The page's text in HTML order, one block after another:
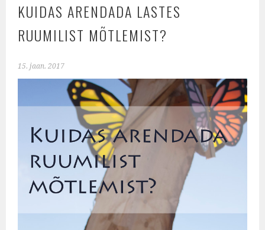
KUIDAS ARENDADA LASTES
RUUMILIST MÕTLEMIST?
15. jaan. 2017